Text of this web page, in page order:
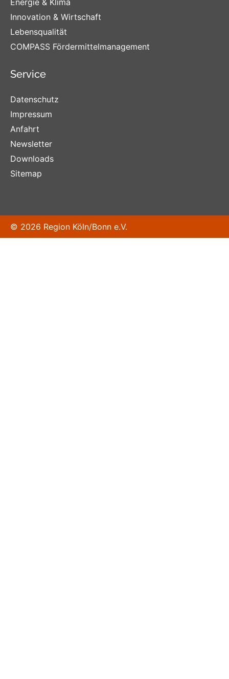
Energie & Klima
Innovation & Wirtschaft
Lebensqualität
COMPASS Fördermittelmanagement
Service
Datenschutz
Impressum
Anfahrt
Newsletter
Downloads
Sitemap
© 2026 Region Köln/Bonn e.V.